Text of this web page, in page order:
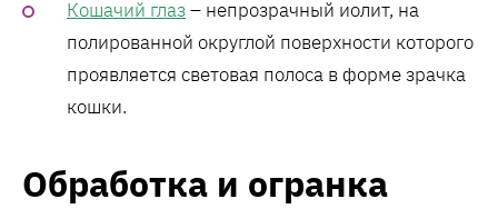
Кошачий глаз– непрозрачный иолит, на
полированной округлой поверхности которого
проявляется световая полоса в форме зрачка
кошки.
Обработка и огранка